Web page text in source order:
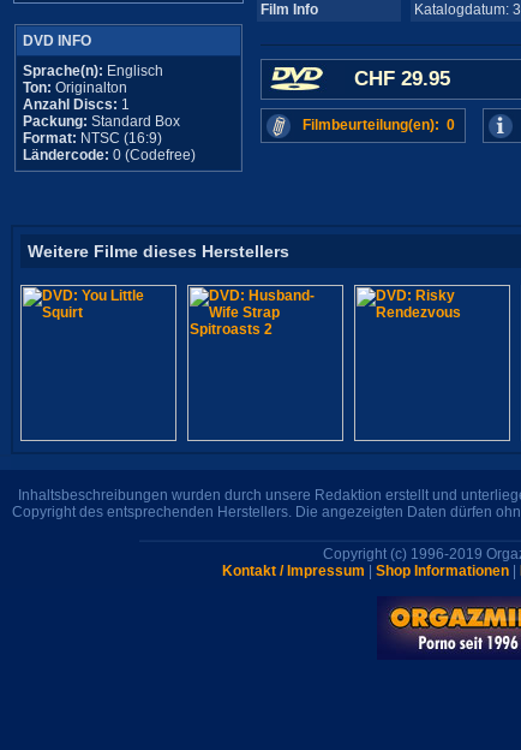
DVD INFO
Sprache(n): Englisch
Ton: Originalton
Anzahl Discs: 1
Packung: Standard Box
Format: NTSC (16:9)
Ländercode: 0 (Codefree)
Film Info
Katalogdatum:
CHF 29.95
Filmbeurteilung(en): 0
Weitere Filme dieses Herstellers
Inhaltsbeschreibungen wurden durch unsere Redaktion erstellt und
Copyright des entsprechenden Herstellers. Die angezeigten Daten dürfen
Copyright (c) 1996-2019
Kontakt / Impressum
Shop Informationen